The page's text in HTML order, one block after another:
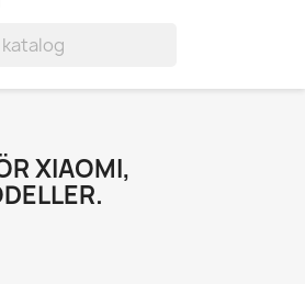
XIAOMI,